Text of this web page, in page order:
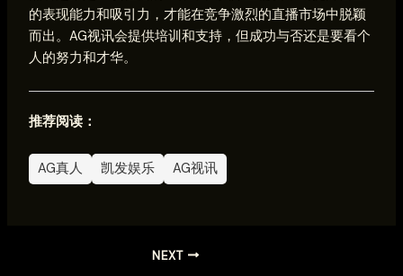
的表现能力和吸引力，才能在竞争激烈的直播市场中脱颖
而出。AG视讯会提供培训和支持，但成功与否还是要看个
人的努力和才华。
推荐阅读：
AG真人 凯发娱乐 AG视讯
NEXT